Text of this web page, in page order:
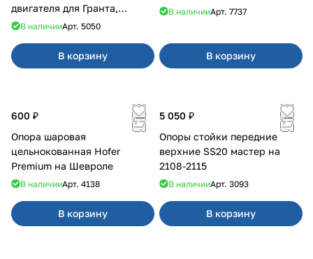
двигателя для Гранта,
Калина-2, Датсун нового
В наличииАрт. 5050
В корзину
В наличииАрт. 7737
В корзину
600 ₽
Опора шаровая
цельнокованная Hofer
Premium на Шевроле
В наличииАрт. 4138
В корзину
5 050 ₽
Опоры стойки передние
верхние SS20 мастер на
2108-2115
В наличииАрт. 3093
В корзину